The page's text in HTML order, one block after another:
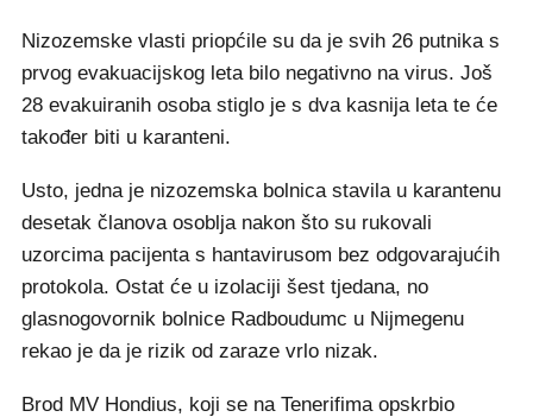
Nizozemske vlasti priopćile su da je svih 26 putnika s
prvog evakuacijskog leta bilo negativno na virus. Još
28 evakuiranih osoba stiglo je s dva kasnija leta te će
također biti u karanteni.
Usto, jedna je nizozemska bolnica stavila u karantenu
desetak članova osoblja nakon što su rukovali
uzorcima pacijenta s hantavirusom bez odgovarajućih
protokola. Ostat će u izolaciji šest tjedana, no
glasnogovornik bolnice Radboudumc u Nijmegenu
rekao je da je rizik od zaraze vrlo nizak.
Brod MV Hondius, koji se na Tenerifima opskrbio